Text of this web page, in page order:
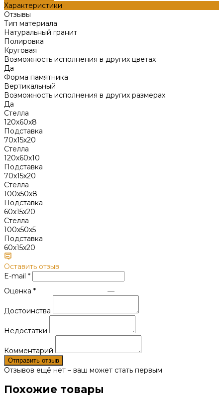
Характеристики
Отзывы
Тип материала
Натуральный гранит
Полировка
Круговая
Возможность исполнения в других цветах
Да
Форма памятника
Вертикальный
Возможность исполнения в других размерах
Да
Стелла
120х60х8
Подставка
70х15х20
Стелла
120х60х10
Подставка
70х15х20
Стелла
100х50х8
Подставка
60х15х20
Стелла
100х50х5
Подставка
60х15х20
Оставить отзыв
E-mail *
Оценка * —
Достоинства
Недостатки
Комментарий
Отправить отзыв
Отзывов ещё нет – ваш может стать первым
Похожие товары